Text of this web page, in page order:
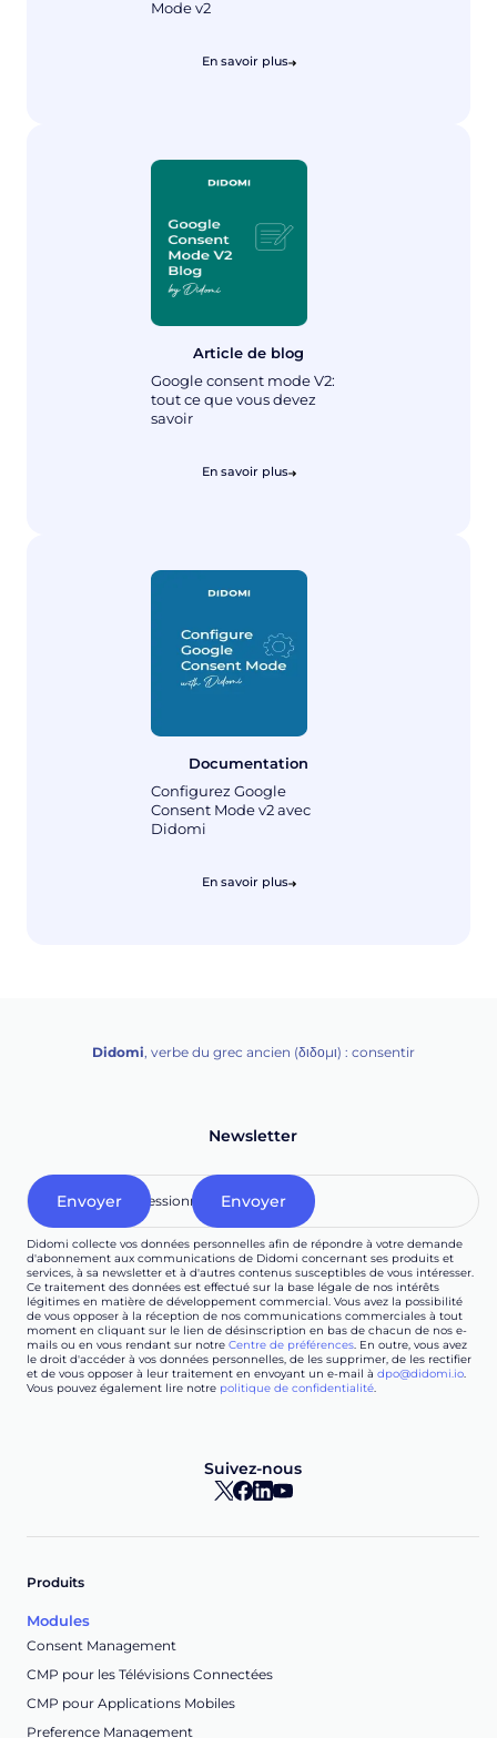
Mode v2
En savoir plus
Article de blog
Google consent mode V2:
tout ce que vous devez
savoir
En savoir plus
Documentation
Configurez Google
Consent Mode v2 avec
Didomi
En savoir plus
Didomi, verbe du grec ancien (δ‌‌ιδο‌μι) : consentir
Newsletter
Didomi collecte vos données personnelles afin de répondre à votre demande
d'abonnement aux communications de Didomi concernant ses produits et
services, à sa newsletter et à d'autres contenus susceptibles de vous intéresser.
Ce traitement des données est effectué sur la base légale de nos intérêts
légitimes en matière de développement commercial. Vous avez la possibilité
de vous opposer à la réception de nos communications commerciales à tout
moment en cliquant sur le lien de désinscription en bas de chacun de nos e-
mails ou en vous rendant sur notre Centre de préférences . En outre, vous avez
le droit d'accéder à vos données personnelles, de les supprimer, de les rectifier
et de vous opposer à leur traitement en envoyant un e-mail à dpo@didomi.io
Vous pouvez également lire notre politique de confidentialité
Suivez-nous
Produits
Modules
Consent Management
CMP pour les Télévisions Connectées
CMP pour Applications Mobiles
Preference Management